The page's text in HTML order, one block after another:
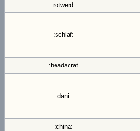
:rotwerd:
:schlaf:
:headscrat
:dani:
:china: